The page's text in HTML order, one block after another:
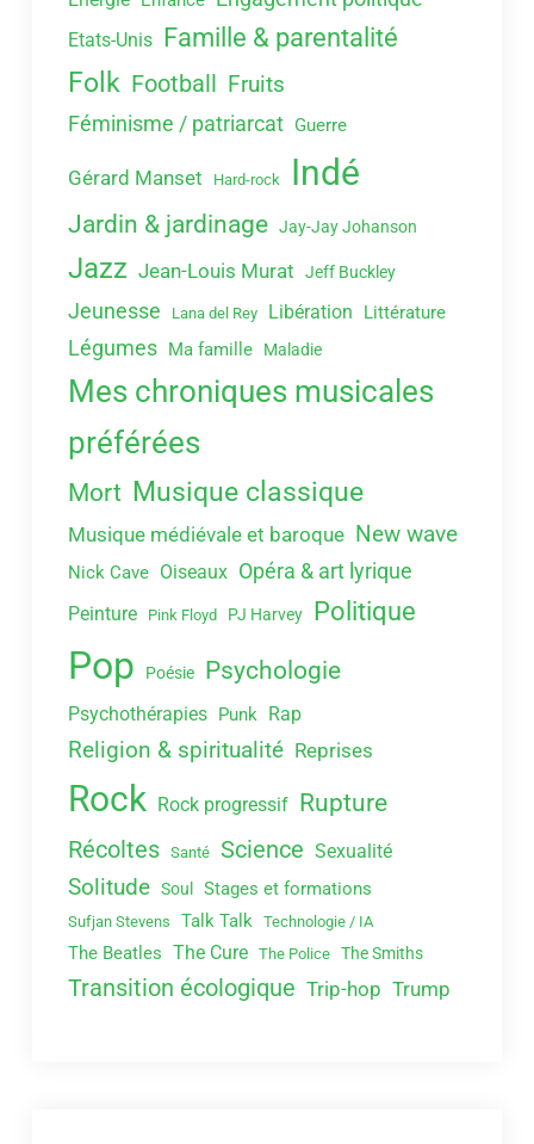
Etats-Unis Famille & parentalité
Folk Football Fruits
Féminisme / patriarcat Guerre
Gérard Manset Hard-rock Indé
Jardin & jardinage Jay-Jay Johanson
Jazz Jean-Louis Murat Jeff Buckley
Jeunesse Lana del Rey Libération Littérature
Légumes Ma famille Maladie
Mes chroniques musicales
préférées
Mort Musique classique
Musique médiévale et baroque New wave
Nick Cave Oiseaux Opéra & art lyrique
Peinture Pink Floyd PJ Harvey Politique
Pop Poésie Psychologie
Psychothérapies Punk Rap
Religion & spiritualité Reprises
Rock Rock progressif Rupture
Récoltes Santé Science Sexualité
Solitude Soul Stages et formations
Sufjan Stevens Talk Talk Technologie / IA
The Beatles The Cure The Police The Smiths
Transition écologique Trip-hop Trump